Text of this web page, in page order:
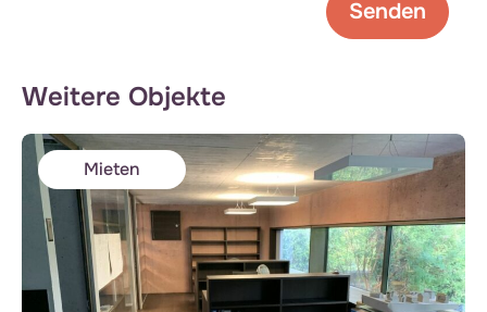
Weitere Objekte
Mieten